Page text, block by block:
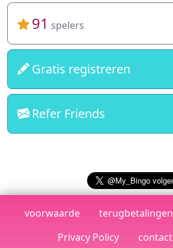
91 spelers
Gratis registreren
Refer Friends
voorwaarde terugbetalingen
Privacy Policy
contact